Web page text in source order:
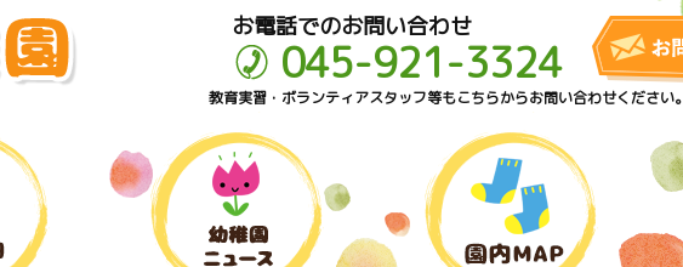
お電話でのお問い合わせ
045-921-3324
教育実習・ボランティアスタッフ等もこちらからお問い合わせください。